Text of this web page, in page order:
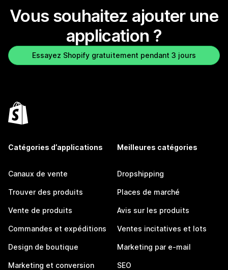
Vous souhaitez ajouter une
application ?
Essayez Shopify gratuitement pendant 3 jours
Catégories d’applications
Canaux de vente
Trouver des produits
Vente de produits
Commandes et expéditions
Design de boutique
Marketing et conversion
Meilleures catégories
Dropshipping
Places de marché
Avis sur les produits
Ventes incitatives et lots
Marketing par e-mail
SEO